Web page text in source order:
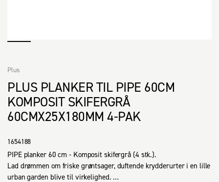
PLUS PLANKER TIL PIPE 60CM
KOMPOSIT SKIFERGRÅ
60CMX25X180MM 4-PAK
Plus
1654188
PIPE planker 60 cm - Komposit skifergrå (4 stk.).
Lad drømmen om friske grøntsager, duftende krydderurter i en lille
urban garden blive til virkelighed.